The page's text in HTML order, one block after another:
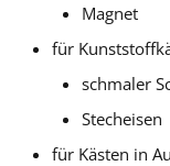
Magnet
für
schmaler
Stecheisen
für Kästen in